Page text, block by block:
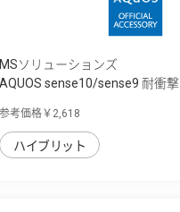
MSソリューションズ
AQUOS sense10/sense9 耐衝撃
参考価格￥2,618
ハイブリット